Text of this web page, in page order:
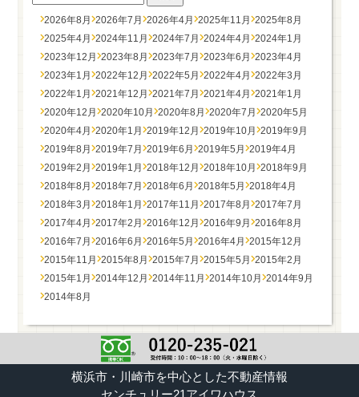
2026年8月 2026年7月 2026年4月 2025年11月 2025年8月
2025年4月 2024年11月 2024年7月 2024年4月 2024年1月
2023年12月 2023年8月 2023年7月 2023年6月 2023年4月
2023年1月 2022年12月 2022年5月 2022年4月 2022年3月
2022年1月 2021年12月 2021年7月 2021年4月 2021年1月
2020年12月 2020年10月 2020年8月 2020年7月 2020年5月
2020年4月 2020年1月 2019年12月 2019年10月 2019年9月
2019年8月 2019年7月 2019年6月 2019年5月 2019年4月
2019年2月 2019年1月 2018年12月 2018年10月 2018年9月
2018年8月 2018年7月 2018年6月 2018年5月 2018年4月
2018年3月 2018年1月 2017年11月 2017年8月 2017年7月
2017年4月 2017年2月 2016年12月 2016年9月 2016年8月
2016年7月 2016年6月 2016年5月 2016年4月 2015年12月
2015年11月 2015年8月 2015年7月 2015年5月 2015年2月
2015年1月 2014年12月 2014年11月 2014年10月 2014年9月
2014年8月
横浜市・川崎市を中心とした不動産情報
センチュリー21アイワハウス